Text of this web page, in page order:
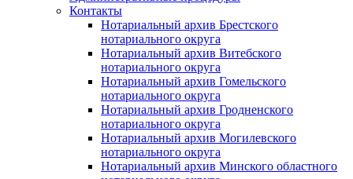
Контакты
Нотариальный архив Брестского
нотариального округа
Нотариальный архив Витебского
нотариального округа
Нотариальный архив Гомельского
нотариального округа
Нотариальный архив Гродненского
нотариального округа
Нотариальный архив Могилевского
нотариального округа
Нотариальный архив Минского областного